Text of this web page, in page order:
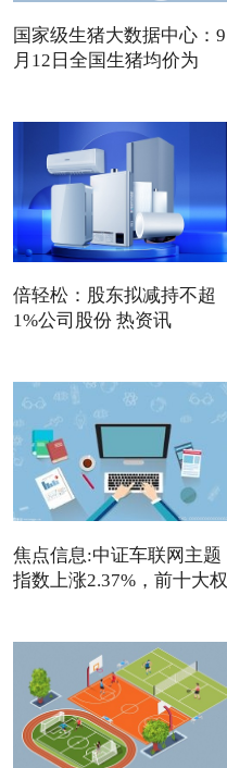
国家级生猪大数据中心：9
月12日全国生猪均价为
倍轻松：股东拟减持不超
1%公司股份 热资讯
焦点信息:中证车联网主题
指数上涨2.37%，前十大权